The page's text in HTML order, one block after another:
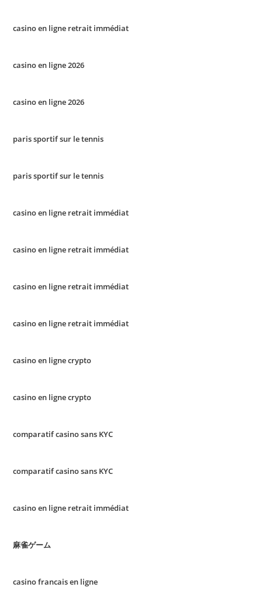
casino en ligne retrait immédiat
casino en ligne 2026
casino en ligne 2026
paris sportif sur le tennis
paris sportif sur le tennis
casino en ligne retrait immédiat
casino en ligne retrait immédiat
casino en ligne retrait immédiat
casino en ligne retrait immédiat
casino en ligne crypto
casino en ligne crypto
comparatif casino sans KYC
comparatif casino sans KYC
casino en ligne retrait immédiat
麻雀ゲーム
casino francais en ligne